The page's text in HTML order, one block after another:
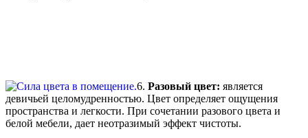
6. Разовый цвет: является
девичьей целомудренностью. Цвет определяет ощущения
пространства и легкости. При сочетании разового цвета и
белой мебели, дает неотразимый эффект чистоты.